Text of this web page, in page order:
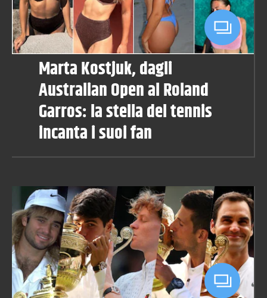
Marta Kostjuk, dagli
Australian Open al Roland
Garros: la stella del tennis
incanta i suoi fan